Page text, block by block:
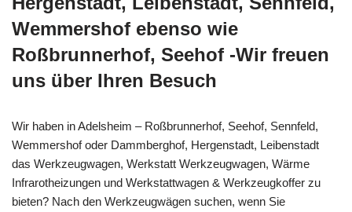
Wemmershof ebenso wie
Roßbrunnerhof, Seehof -Wir freuen
uns über Ihren Besuch
Wir haben in Adelsheim – Roßbrunnerhof, Seehof, Sennfeld,
Wemmershof oder Dammberghof, Hergenstadt, Leibenstadt
das Werkzeugwagen, Werkstatt Werkzeugwagen, Wärme
Infrarotheizungen und Werkstattwagen & Werkzeugkoffer zu
bieten? Nach den Werkzeugwägen suchen, wenn Sie